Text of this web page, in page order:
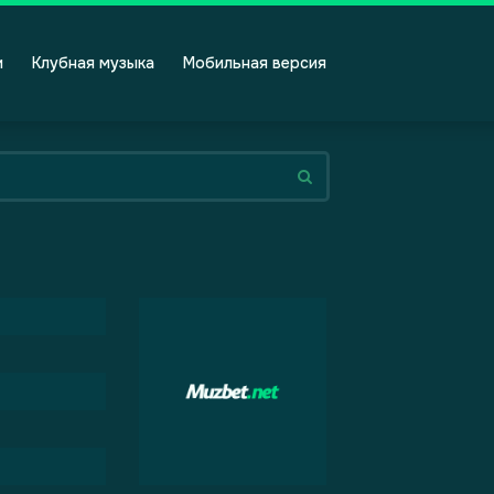
Клубная музыка Мобильная версия